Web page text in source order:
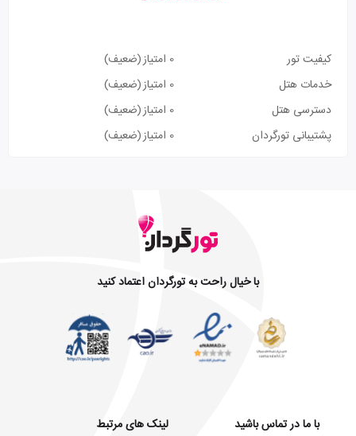
کیفیت تور 0 امتیاز
(ضعیف)
خدمات هتل
0 امتیاز
(ضعیف)
دسترسی هتل
0 امتیاز
(ضعیف)
پشتیبانی تورگردان
0 امتیاز (ضعیف)
با خیال راحت به تورگردان اعتماد کنید
با ما در تماس باشید
لینک های مرتبط